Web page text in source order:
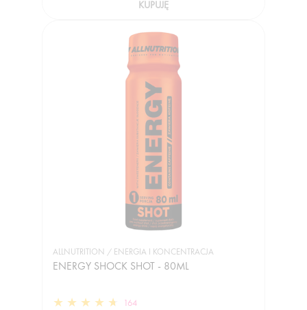
KUPUJĘ
ALLNUTRITION / ENERGIA I KONCENTRACJA
ENERGY SHOCK SHOT - 80ML
164